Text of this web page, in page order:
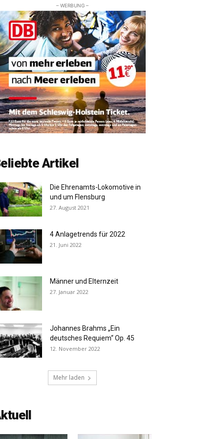
– WERBUNG –
Artikel
Die Ehrenamts-Lokomotive in
und um Flensburg
27. August 2021
4 Anlagetrends für 2022
21. Juni 2022
Männer und Elternzeit
27. Januar 2022
Johannes Brahms „Ein
deutsches Requiem“ Op. 45
12. November 2022
Mehr laden